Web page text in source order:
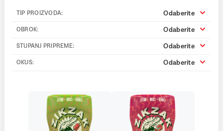
TIP PROIZVODA: Odaberite
OBROK: Odaberite
STUPANJ PRIPREME: Odaberite
OKUS: Odaberite